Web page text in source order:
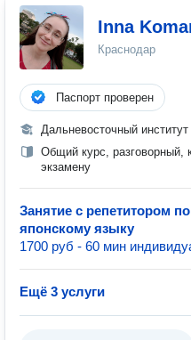
Inna
Краснодар
Паспорт проверен
Дальневосточный
Общий курс, разговорный,
экзамену
Занятие с репетитором по
японскому языку
1700 руб - 60 мин
Ещё 3 услуги